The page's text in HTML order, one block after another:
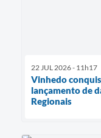
22 JUL 2026 - 11h17
Vinhedo
lançamento de
Regionais